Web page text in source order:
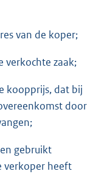
van de koper;
verkochte zaak;
koopprijs, dat bij
door
gebruikt
verkoper heeft